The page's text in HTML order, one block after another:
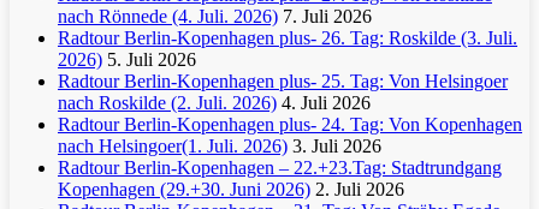
nach Rönnede (4. Juli. 2026) 7. Juli 2026
Radtour Berlin-Kopenhagen plus- 26. Tag: Roskilde (3. Juli.
2026) 5. Juli 2026
Radtour Berlin-Kopenhagen plus- 25. Tag: Von Helsingoer
nach Roskilde (2. Juli. 2026) 4. Juli 2026
Radtour Berlin-Kopenhagen plus- 24. Tag: Von Kopenhagen
nach Helsingoer(1. Juli. 2026) 3. Juli 2026
Radtour Berlin-Kopenhagen – 22.+23.Tag: Stadtrundgang
Kopenhagen (29.+30. Juni 2026) 2. Juli 2026